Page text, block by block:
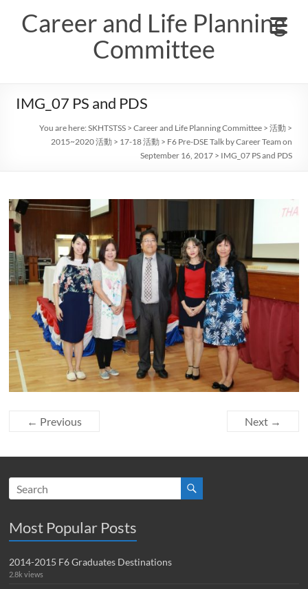
contentCareer and Life Planning
Committee
IMG_07 PS and PDS
You are here:SKHTSTSS >Career and Life Planning Committee >活動 >
2015~2020 活動 > 17-18 活動 > F6 Pre-DSE Talk by Career Team on
September 16, 2017 > IMG_07 PS and PDS
← Previous Next →
Most Popular Posts
2014-2015 F6 Graduates Destinations
2.8k views